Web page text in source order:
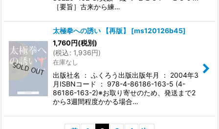
［要旨］古来から練…
太極拳への誘い 【再版】 [ms120126b45]
1,760円(税別)
(税込: 1,936円)
在庫なし
出版社名 ： ふくろう出版出版年月 ： 2004年3
月ISBNコード ： 978-4-86186-163-5 (4-
86186-163-2)※お取り寄せのため、発送まで2
から3週間程度かかる場合…